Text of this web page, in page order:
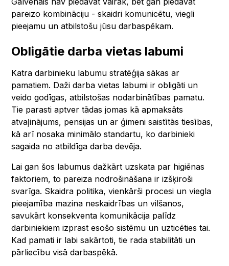
pareizo kombināciju - skaidri komunicētu, viegli
pieejamu un atbilstošu jūsu darbaspēkam.
Obligātie darba vietas labumi
Katra darbinieku labumu stratēģija sākas ar
pamatiem. Daži darba vietas labumi ir obligāti un
veido godīgas, atbilstošas nodarbinātības pamatu.
Tie parasti aptver tādas jomas kā apmaksāts
atvaļinājums, pensijas un ar ģimeni saistītās tiesības,
kā arī nosaka minimālo standartu, ko darbinieki
sagaida no atbildīga darba devēja.
Lai gan šos labumus dažkārt uzskata par higiēnas
faktoriem, to pareiza nodrošināšana ir izšķiroši
svarīga. Skaidra politika, vienkārši procesi un viegla
pieejamība mazina neskaidrības un vilšanos,
savukārt konsekventa komunikācija palīdz
darbiniekiem izprast esošo sistēmu un uzticēties tai.
Kad pamati ir labi sakārtoti, tie rada stabilitāti un
pārliecību visā darbaspēkā.